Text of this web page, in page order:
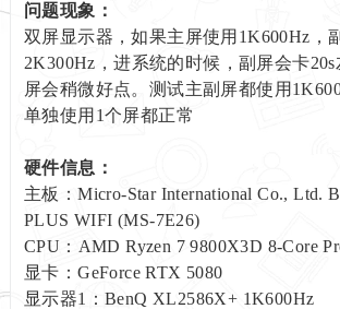
问题现象：
双屏显示器，如果主屏使用1K600Hz，
2K300Hz，进系统的时候，副屏会卡20s
屏会稍微好点。测试主副屏都使用
单独使用1个屏都正常
硬件信息：
主板：Micro-Star International Co., Ltd.
PLUS WIFI (MS-7E26)
CPU：AMD Ryzen 7 9800X3D 8-Core
显卡：GeForce RTX 5080
显示器1：BenQ XL2586X+ 1K600Hz